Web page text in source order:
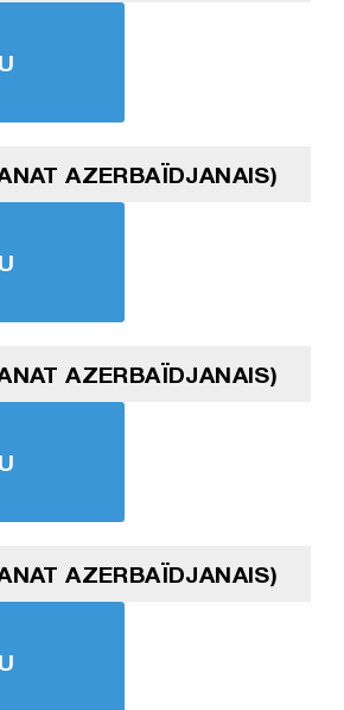
AZERBAÏDJANAIS)
AZERBAÏDJANAIS)
AZERBAÏDJANAIS)